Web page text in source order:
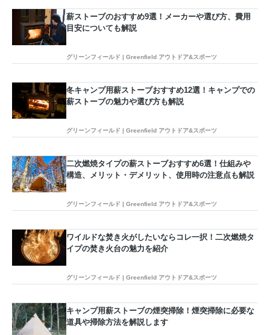
薪ストーブのおすすめ9選！メーカーや選び方、費用
目安についても解説
グリーンフィールド | Greenfield アウトドア&スポーツ
冬キャンプ用薪ストーブおすすめ12選！キャンプでの
薪ストーブの魅力や選び方も解説
グリーンフィールド | Greenfield アウトドア&スポーツ
二次燃焼タイプの薪ストーブおすすめ6選！仕組みや
構造、メリット・デメリット、使用時の注意点も解説
グリーンフィールド | Greenfield アウトドア&スポーツ
ワイルドな焚き火がしたいならコレ一択！二次燃焼タ
イプの焚き火台の魅力を紹介
グリーンフィールド | Greenfield アウトドア&スポーツ
キャンプ用薪ストーブの煙突掃除！煙突掃除に必要な
道具や掃除方法を解説します